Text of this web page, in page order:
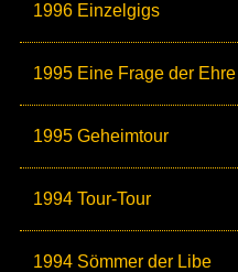
1996 Einzelgigs
1995 Eine Frage der Ehre
1995 Geheimtour
1994 Tour-Tour
1994 Sömmer der Libe